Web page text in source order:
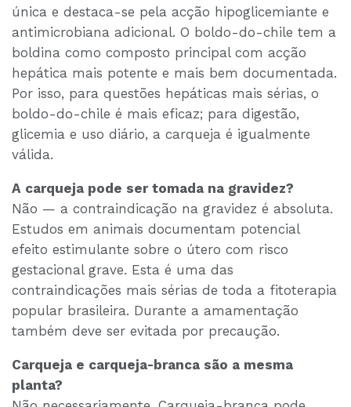
única e destaca-se pela acção hipoglicemiante e
antimicrobiana adicional. O boldo-do-chile tem a
boldina como composto principal com acção
hepática mais potente e mais bem documentada.
Por isso, para questões hepáticas mais sérias, o
boldo-do-chile é mais eficaz; para digestão,
glicemia e uso diário, a carqueja é igualmente
válida.
A carqueja pode ser tomada na gravidez?
Não — a contraindicação na gravidez é absoluta.
Estudos em animais documentam potencial
efeito estimulante sobre o útero com risco
gestacional grave. Esta é uma das
contraindicações mais sérias de toda a fitoterapia
popular brasileira. Durante a amamentação
também deve ser evitada por precaução.
Carqueja e carqueja-branca são a mesma
planta?